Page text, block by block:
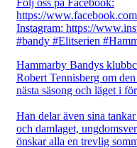
Hammarby Bandys
Robert Tennisberg om
nästa säsong och läget i
Han delar även sina
och damlaget,
önskar alla en trevlig